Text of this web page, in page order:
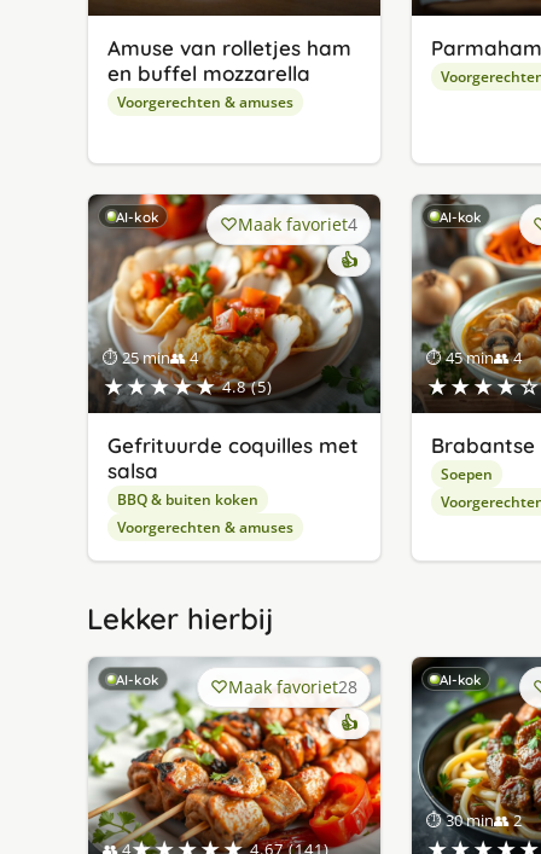
Amuse van rolletjes ham
en buffel mozzarella
Voorgerechten & amuses
AI-kok
⏱ 25 min👥 4
★★★★★ 4.8 (5)
Maak favoriet4
👍
Gefrituurde coquilles met
salsa
BBQ & buiten koken
Voorgerechten & amuses
AI-kok
⏱ 45 min👥 4
★★★★☆
Brabantse
Soepen
Lekker hierbij
AI-kok
👥 4 4.67 (141)
Maak favoriet28
👍
AI-kok
⏱ 30 min👥 2